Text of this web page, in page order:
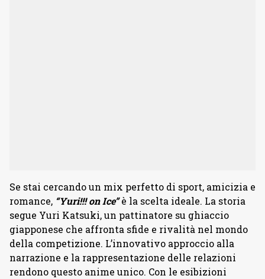
Se stai cercando un mix perfetto di sport, amicizia e
romance, “Yuri!!! on Ice” è la scelta ideale. La storia
segue Yuri Katsuki, un pattinatore su ghiaccio
giapponese che affronta sfide e rivalità nel mondo
della competizione. L’innovativo approccio alla
narrazione e la rappresentazione delle relazioni
rendono questo anime unico. Con le esibizioni